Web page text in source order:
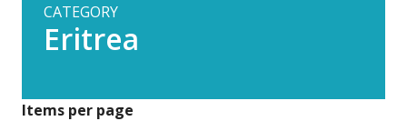
CATEGORY
Eritrea
Items per page